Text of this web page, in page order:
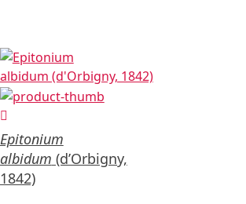
Epitonium
albidum (d’Orbigny,
1842)